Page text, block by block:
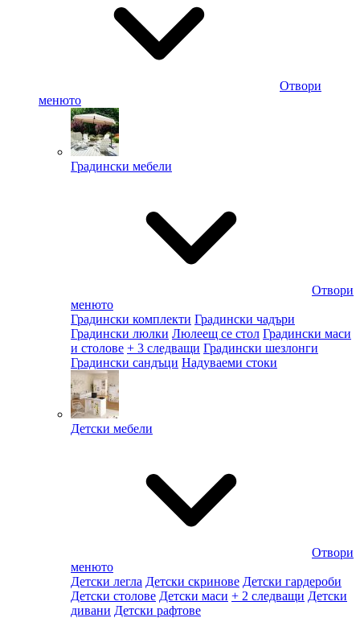
Отвори
менюто
Градински мебели
Отвори
менюто
Градински комплекти Градински чадъри
Градински люлки Люлеещ се стол Градински маси
и столове + 3 следващи Градински шезлонги
Градински сандъци Надуваеми стоки
Детски мебели
Отвори
менюто
Детски легла Детски скринове Детски гардероби
Детски столове Детски маси + 2 следващи Детски
дивани Детски рафтове